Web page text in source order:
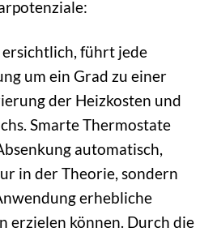
ersichtlich, führt jede
um ein Grad zu einer
der Heizkosten und
Smarte Thermostate
automatisch,
in der Theorie, sondern
erhebliche
erzielen können. Durch die